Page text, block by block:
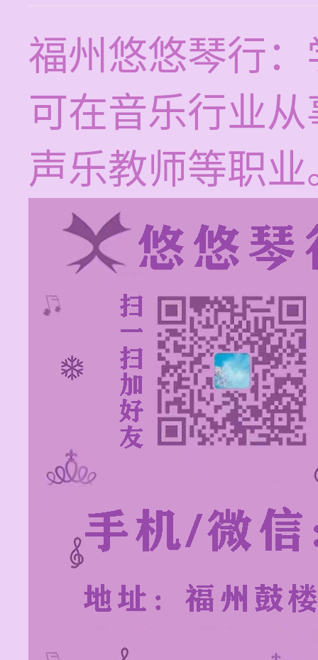
福州悠悠琴行
可在音乐行业
声乐教师等职业